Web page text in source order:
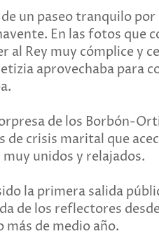
un paseo tranquilo por
En las fotos que
al Rey muy cómplice y
aprovechaba para
de los Borbón-
crisis marital que
unidos y relajados.
la primera salida
de los reflectores
más de medio año.